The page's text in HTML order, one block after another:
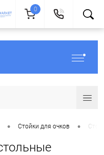
• Стойки для очков •
0